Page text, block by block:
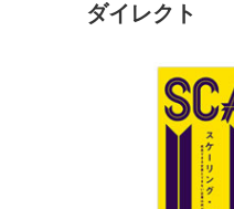
ダイレクト